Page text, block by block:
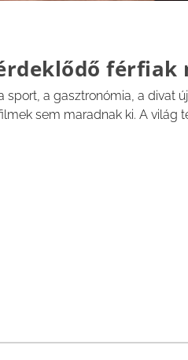
férfiak
sport, a gasztronómia, a divat
sem maradnak ki. A világ